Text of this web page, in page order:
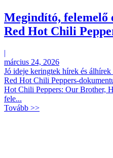
Megindító, felemelő
Red Hot Chili
|
március 24, 2026
Jó ideje keringtek hírek és
Red Hot Chili Peppers-
Hot Chili Peppers: Our Brother,
fele...
Tovább >>